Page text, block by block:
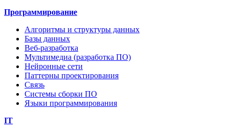
Программирование
Алгоритмы и структуры данных
Базы данных
Веб-разработка
Мультимедиа (разработка ПО)
Нейронные сети
Паттерны проектирования
Связь
Системы сборки ПО
Языки программирования
IT